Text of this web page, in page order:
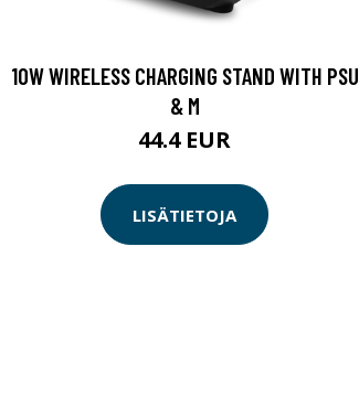
10W WIRELESS CHARGING STAND WITH PSU
& M
44.4 EUR
LISÄTIETOJA